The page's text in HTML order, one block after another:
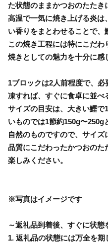
た状態のままかつおのたたき
高温で一気に焼き上げる炎は
い香りをまとわせることで、
この焼き工程には特にこだ
焼きとしての魅力を十分に感
1ブロックは2人前程度で、
凍すれば、すぐに食卓に並べ
サイズの目安は、大きい鰹で
いものでは1節約150g〜250g
自然のものですので、サイズ
品質にこだわったかつおの
楽しみください。
※写真はイメージです
～返礼品到着後、すぐに状態
1. 返礼品の状態には万全を